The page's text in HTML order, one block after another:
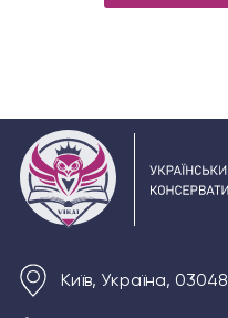
Київ, Україна, 03048